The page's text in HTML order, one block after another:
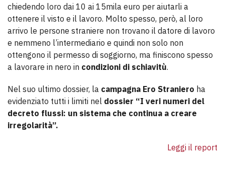
chiedendo loro dai 10 ai 15mila euro per aiutarli a
ottenere il visto e il lavoro. Molto spesso, però, al loro
arrivo le persone straniere non trovano il datore di lavoro
e nemmeno l’intermediario e quindi non solo non
ottengono il permesso di soggiorno, ma finiscono spesso
a lavorare in nero in condizioni di schiavitù.
Nel suo ultimo dossier, la campagna Ero Straniero ha
evidenziato tutti i limiti nel dossier “I veri numeri del
decreto flussi: un sistema che continua a creare
irregolarità”.
Leggi il report